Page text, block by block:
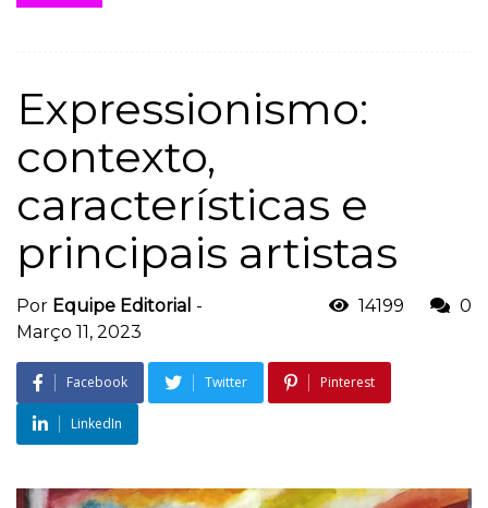
Expressionismo:
contexto,
características e
principais artistas
Por Equipe Editorial -
Março 11, 2023
14199 0
Facebook Twitter Pinterest
LinkedIn